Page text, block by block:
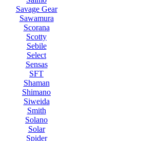
Savage Gear
Sawamura
Scorana
Scotty
Sebile
Select
Sensas
SFT
Shaman
Shimano
Siweida
Smith
Solano
Solar
Spider